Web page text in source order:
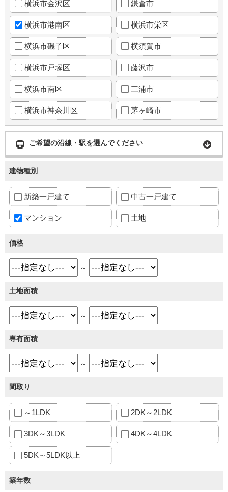
横浜市金沢区 鎌倉市
横浜市港南区 横浜市栄区
横浜市磯子区 横須賀市
横浜市戸塚区 藤沢市
横浜市南区 三浦市
横浜市神奈川区 茅ヶ崎市
ご希望の沿線・駅を選んでください
建物種別
新築一戸建て 中古一戸建て
マンション 土地
価格
～
土地面積
～
専有面積
～
間取り
～1LDK 2DK～2LDK
3DK～3LDK 4DK～4LDK
5DK～5LDK以上
築年数